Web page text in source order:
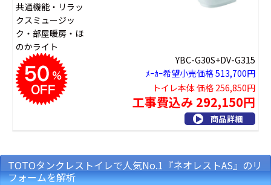
共通機能・リラッ
クスミュージッ
ク・部屋暖房・ほ
のかライト
YBC-G30S+DV-G315
ﾒｰｶｰ希望小売価格 513,700円
トイレ本体 価格 256,850円
工事費込み 292,150円
TOTOタンクレストイレで人気No.1『ネオレストAS』のリ
フォームを解析